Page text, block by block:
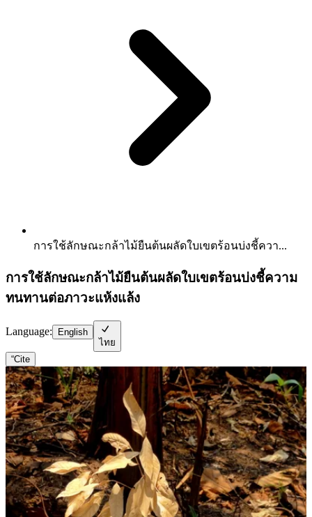
การใช้ลักษณะกล้าไม้ยืนต้นผลัดใบเขตร้อนบ่งชี้ควา...
การใช้ลักษณะกล้าไม้ยืนต้นผลัดใบเขตร้อนบ่งชี้ความ
ทนทานต่อภาวะแห้งแล้ง
Language:
English
ไทย
“Cite